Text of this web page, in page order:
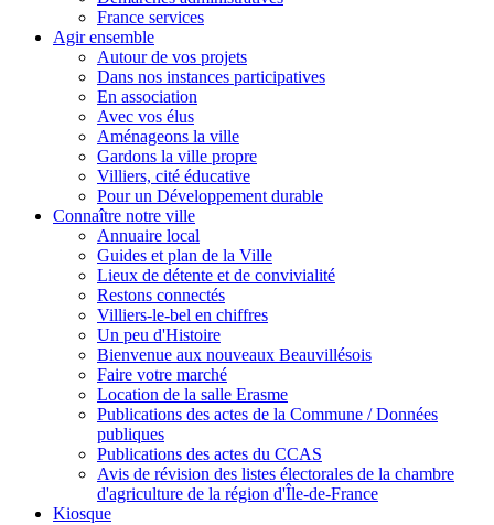
France services
Agir ensemble
Autour de vos projets
Dans nos instances participatives
En association
Avec vos élus
Aménageons la ville
Gardons la ville propre
Villiers, cité éducative
Pour un Développement durable
Connaître notre ville
Annuaire local
Guides et plan de la Ville
Lieux de détente et de convivialité
Restons connectés
Villiers-le-bel en chiffres
Un peu d'Histoire
Bienvenue aux nouveaux Beauvillésois
Faire votre marché
Location de la salle Erasme
Publications des actes de la Commune / Données
publiques
Publications des actes du CCAS
Avis de révision des listes électorales de la chambre
d'agriculture de la région d'Île-de-France
Kiosque